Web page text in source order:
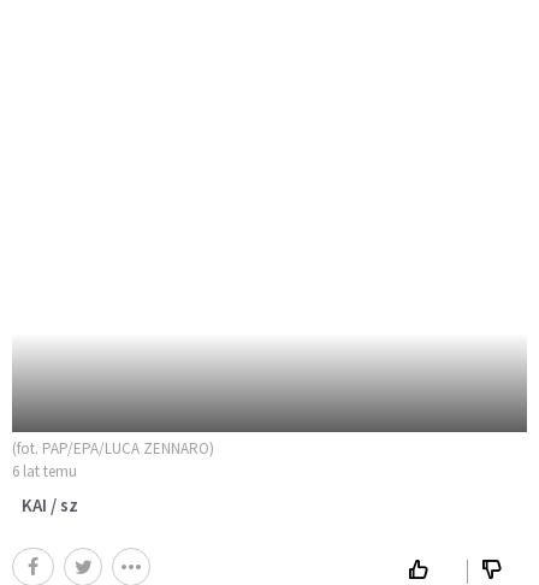
(fot. PAP/EPA/LUCA ZENNARO)
6 lat temu
KAI / sz